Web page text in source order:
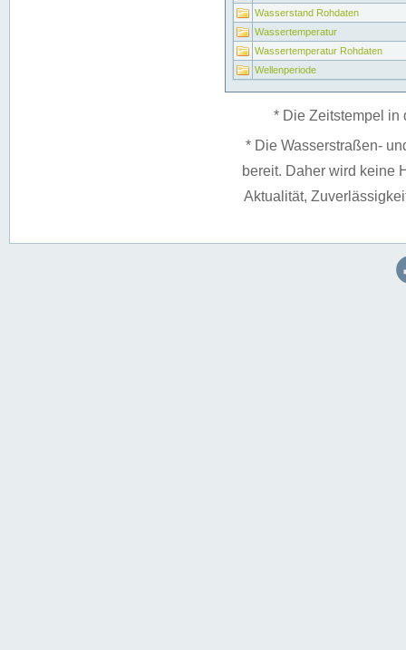
Wasserstand Rohdaten
Wassertemperatur
Wassertemperatur Rohdaten
Wellenperiode
* Die Zeitstempel in
* Die Wasserstraßen-
bereit. Daher wird keine
Aktualität,